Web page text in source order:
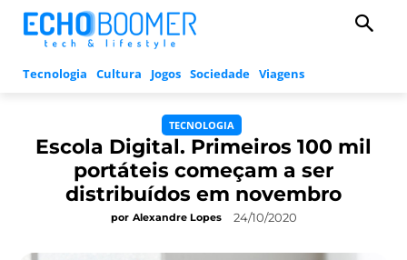
Tecnologia Cultura Jogos Sociedade Viagens
TECNOLOGIA
Escola Digital. Primeiros 100 mil
portáteis começam a ser
distribuídos em novembro
por Alexandre Lopes 24/10/2020